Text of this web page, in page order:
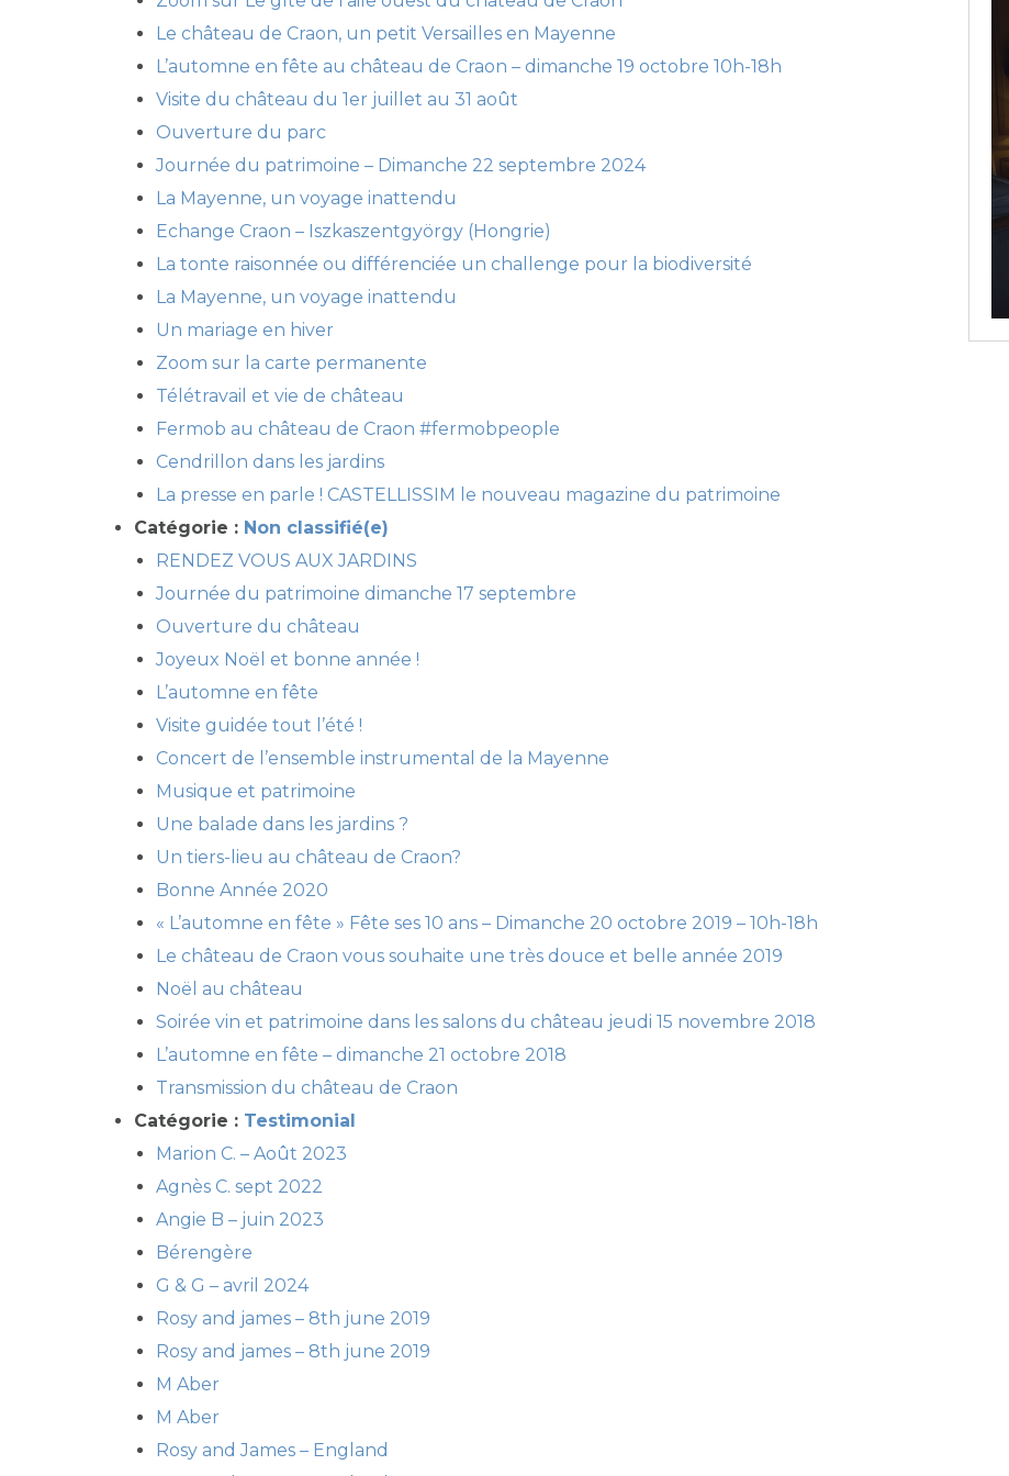
Le château de Craon, un petit Versailles en Mayenne
L’automne en fête au château de Craon – dimanche 19 octobre 10h-18h
Visite du château du 1er juillet au 31 août
Ouverture du parc
Journée du patrimoine – Dimanche 22 septembre 2024
La Mayenne, un voyage inattendu
Echange Craon – Iszkaszentgyörgy (Hongrie)
La tonte raisonnée ou différenciée un challenge pour la biodiversité
La Mayenne, un voyage inattendu
Un mariage en hiver
Zoom sur la carte permanente
Télétravail et vie de château
Fermob au château de Craon #fermobpeople
Cendrillon dans les jardins
La presse en parle ! CASTELLISSIM le nouveau magazine du patrimoine
Catégorie : Non classifié(e)
RENDEZ VOUS AUX JARDINS
Journée du patrimoine dimanche 17 septembre
Ouverture du château
Joyeux Noël et bonne année !
L’automne en fête
Visite guidée tout l’été !
Concert de l’ensemble instrumental de la Mayenne
Musique et patrimoine
Une balade dans les jardins ?
Un tiers-lieu au château de Craon?
Bonne Année 2020
« L’automne en fête » Fête ses 10 ans – Dimanche 20 octobre 2019 – 10h-18h
Le château de Craon vous souhaite une très douce et belle année 2019
Noël au château
Soirée vin et patrimoine dans les salons du château jeudi 15 novembre 2018
L’automne en fête – dimanche 21 octobre 2018
Transmission du château de Craon
Catégorie : Testimonial
Marion C. – Août 2023
Agnès C. sept 2022
Angie B – juin 2023
Bérengère
G & G – avril 2024
Rosy and james – 8th june 2019
Rosy and james – 8th june 2019
M Aber
M Aber
Rosy and James – England